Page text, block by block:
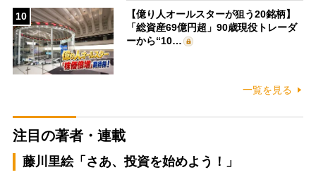
10
【億り人オールスターが狙う20銘柄】
「総資産69億円超」90歳現役トレーダ
ーから“10…
一覧を見る
注目の著者・連載
藤川里絵「さあ、投資を始めよう！」